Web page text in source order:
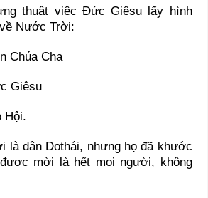
thuật việc Đức Giêsu lấy hình
Nước Trời:
Chúa Cha
Giêsu
Hội.
là dân Dothái, nhưng họ đã khước
mời là hết mọi người, không